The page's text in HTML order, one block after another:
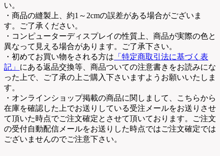
い。
・商品の縫製上、約1～2cmの誤差がある場合がございま
す。ご了承ください。
・コンピューターディスプレイの性質上、商品が実際の色と
異なって見える場合があります。ご了承下さい。
・初めてお買い物をされる方は 「特定商取引法に基づく表
記」 にある返品交換等、商品ついての注意書きをお読みにな
った上で、ご了承の上ご購入下さいますようお願いいたしま
す。
・オンラインショップ掲載の商品に関しまして、こちらから
在庫を確認した上でお送りしている受注メールをお送りさせ
て頂いた時点でご注文確定とさせて頂いております。ご注文
の受付自動配信メールをお送りした時点ではご注文確定では
ございませんのでご注意下さい。